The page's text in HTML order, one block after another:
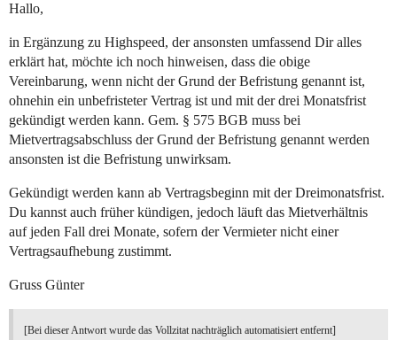
Hallo,
in Ergänzung zu Highspeed, der ansonsten umfassend Dir alles
erklärt hat, möchte ich noch hinweisen, dass die obige
Vereinbarung, wenn nicht der Grund der Befristung genannt ist,
ohnehin ein unbefristeter Vertrag ist und mit der drei Monatsfrist
gekündigt werden kann. Gem. § 575 BGB muss bei
Mietvertragsabschluss der Grund der Befristung genannt werden
ansonsten ist die Befristung unwirksam.
Gekündigt werden kann ab Vertragsbeginn mit der Dreimonatsfrist.
Du kannst auch früher kündigen, jedoch läuft das Mietverhältnis
auf jeden Fall drei Monate, sofern der Vermieter nicht einer
Vertragsaufhebung zustimmt.
Gruss Günter
[Bei dieser Antwort wurde das Vollzitat nachträglich automatisiert entfernt]